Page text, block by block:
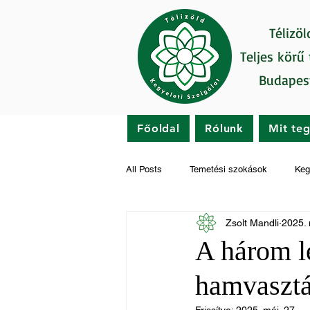
Teljes
Főoldal Rólunk Mit
All Posts Temetési szokások
Gyászfeldolgozás Hírek
A három
Zsolt Mandli 2025.